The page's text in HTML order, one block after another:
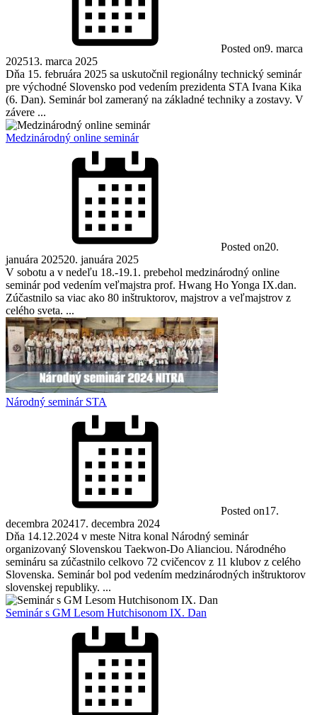
Posted on9. marca
202513. marca 2025
Dňa 15. februára 2025 sa uskutočnil regionálny technický seminár
pre východné Slovensko pod vedením prezidenta STA Ivana Kika
(6. Dan). Seminár bol zameraný na základné techniky a zostavy. V
závere ...
Medzinárodný online seminár
Posted on20.
januára 202520. januára 2025
V sobotu a v nedeľu 18.-19.1. prebehol medzinárodný online
seminár pod vedením veľmajstra prof. Hwang Ho Yonga IX.dan.
Zúčastnilo sa viac ako 80 inštruktorov, majstrov a veľmajstrov z
celého sveta. ...
Národný seminár STA
Posted on17.
decembra 202417. decembra 2024
Dňa 14.12.2024 v meste Nitra konal Národný seminár
organizovaný Slovenskou Taekwon-Do Alianciou. Národného
semináru sa zúčastnilo celkovo 72 cvičencov z 11 klubov z celého
Slovenska. Seminár bol pod vedením medzinárodných inštruktorov
slovenskej republiky. ...
Seminár s GM Lesom Hutchisonom IX. Dan